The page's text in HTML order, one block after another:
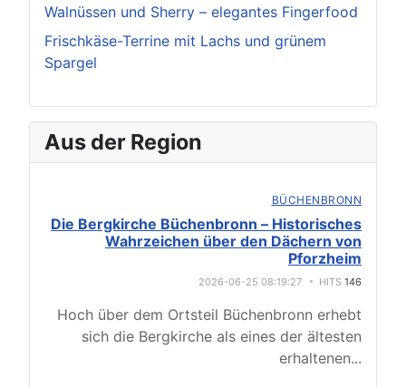
Walnüssen und Sherry – elegantes Fingerfood
Frischkäse-Terrine mit Lachs und grünem
Spargel
Aus der Region
BÜCHENBRONN
Die Bergkirche Büchenbronn – Historisches
Wahrzeichen über den Dächern von
Pforzheim
2026-06-25 08:19:27 HITS 146
Hoch über dem Ortsteil Büchenbronn erhebt
sich die Bergkirche als eines der ältesten
erhaltenen...